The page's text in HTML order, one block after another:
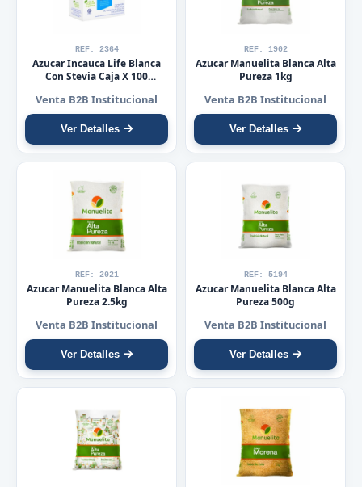
REF: 2364
Azucar Incauca Life Blanca
Con Stevia Caja X 100
Venta B2B Institucional
Ver Detalles
REF: 1902
Azucar Manuelita Blanca Alta
Pureza 1kg
Venta B2B Institucional
Ver Detalles
REF: 2021
Azucar Manuelita Blanca Alta
Pureza 2.5kg
Venta B2B Institucional
Ver Detalles
REF: 5194
Azucar Manuelita Blanca Alta
Pureza 500g
Venta B2B Institucional
Ver Detalles